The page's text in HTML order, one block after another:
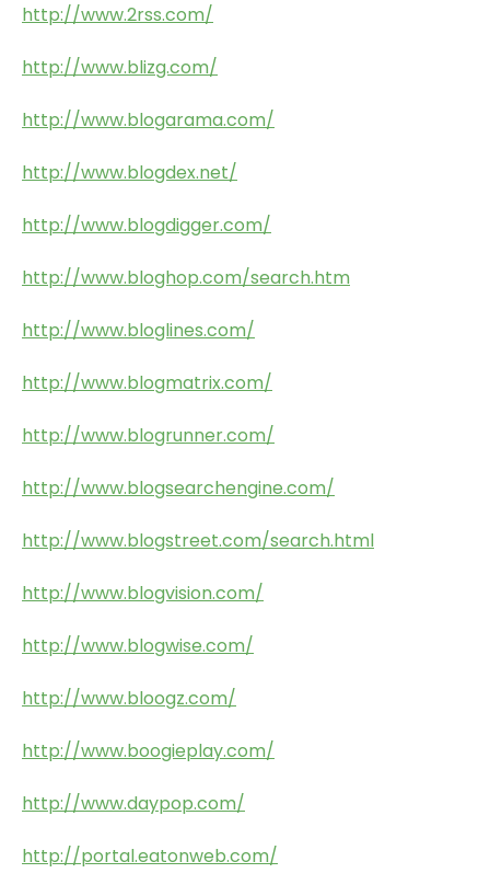
http://www.2rss.com/
http://www.blizg.com/
http://www.blogarama.com/
http://www.blogdex.net/
http://www.blogdigger.com/
http://www.bloghop.com/search.htm
http://www.bloglines.com/
http://www.blogmatrix.com/
http://www.blogrunner.com/
http://www.blogsearchengine.com/
http://www.blogstreet.com/search.html
http://www.blogvision.com/
http://www.blogwise.com/
http://www.bloogz.com/
http://www.boogieplay.com/
http://www.daypop.com/
http://portal.eatonweb.com/